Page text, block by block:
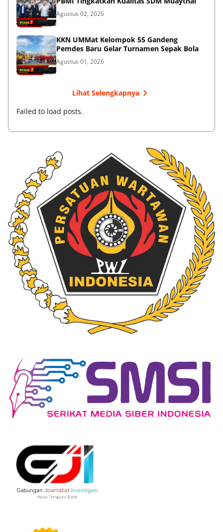
Agustus 02, 2026
KKN UMMat Kelompok 55 Gandeng
Pemdes Baru Gelar Turnamen Sepak Bola
Agustus 01, 2026
Lihat Selengkapnya
Failed to load posts.